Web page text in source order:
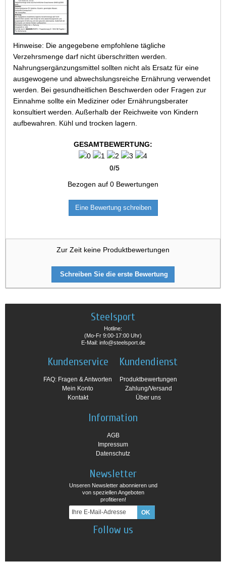
Hinweise: Die angegebene empfohlene tägliche
Verzehrsmenge darf nicht überschritten werden.
Nahrungsergänzungsmittel sollten nicht als Ersatz für eine
ausgewogene und abwechslungsreiche Ernährung verwendet
werden. Bei gesundheitlichen Beschwerden oder Fragen zur
Einnahme sollte ein Mediziner oder Ernährungsberater
konsultiert werden. Außerhalb der Reichweite von Kindern
aufbewahren. Kühl und trocken lagern.
GESAMTBEWERTUNG:
0/5
Bezogen auf 0 Bewertungen
Eine Bewertung schreiben
Zur Zeit keine Produktbewertungen
Schreiben Sie die erste Bewertung
Steelsport
Hotline:
(Mo-Fr 9:00-17:00 Uhr)
E-Mail: info@steelsport.de
Kundenservice
FAQ: Fragen & Antworten
Mein Konto
Kontakt
Kundendienst
Produktbewertungen
Zahlung/Versand
Über uns
Information
AGB
Impressum
Datenschutz
Newsletter
Unseren Newsletter abonnieren und
von speziellen Angeboten
profitieren!
Follow us